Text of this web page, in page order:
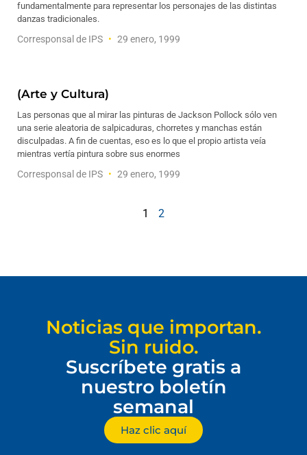
fundamentalmente para representar los personajes de las distintas
danzas tradicionales.
Corresponsal de IPS 29 enero, 1999
(Arte y Cultura)
Las personas que al mirar las pinturas de Jackson Pollock sólo ven
una serie aleatoria de salpicaduras, chorretes y manchas están
disculpadas. A fin de cuentas, eso es lo que el propio artista veía
mientras vertía pintura sobre sus enormes
Corresponsal de IPS 29 enero, 1999
1 2
Noticias que importan.
Sin ruido.
Suscríbete gratis a
nuestro boletín
semanal
Haz clic aquí